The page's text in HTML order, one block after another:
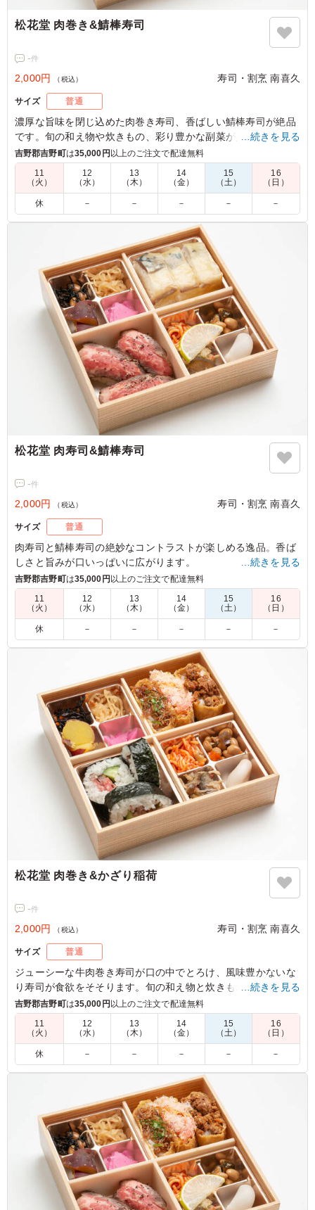
松花堂 肉巻き&鯖棒寿司
-件
2,000円 （税込） 寿司・割烹 南喜久
サイズ 普通
濃厚な旨味を閉じ込めた肉巻き寿司、香ばしい鯖棒寿司が絶品
です。旬の和え物や炊きもの、彩り豊かな副菜が揃い、食べ応
え抜群。特別なひとときにぴったりのコンビネーションをお楽
しみください。
…続きを見る
吉野郡吉野町は35,000円 以上のご注文で配達無料
11
（火）
12
（水）
13
（木）
14
（金）
15
（土）
16
（日）
休 － － － － －
松花堂 肉寿司&鯖棒寿司
-件
2,000円 （税込） 寿司・割烹 南喜久
サイズ 普通
肉寿司と鯖棒寿司の絶妙なコントラストが楽しめる逸品。香ば
しさと旨みが口いっぱいに広がります。
寿司・割烹 南喜久の一品は、接待や大事なお集まりの席に最
適。旬の味わいもお楽しみください。
…続きを見る
吉野郡吉野町は35,000円以上のご注文で配達無料
11
（火）
12
（水）
13
（木）
14
（金）
15
（土）
16
（日）
休 － － － － －
松花堂 肉巻き&かざり稲荷
-件
2,000円 （税込） 寿司・割烹 南喜久
サイズ 普通
ジューシーな牛肉巻き寿司が口の中でとろけ、風味豊かないな
り寿司が食欲をそそります。旬の和え物と炊きものが絶妙なバ
ランスを生み出し、会議や社内懇親ランチに最適です。
…続きを見る
吉野郡吉野町は35,000円以上のご注文で配達無料
11
（火）
12
（水）
13
（木）
14
（金）
15
（土）
16
（日）
休 － － － － －